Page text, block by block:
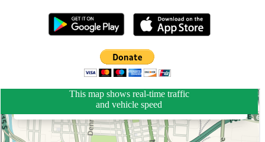
This map shows real-time traffic
and vehicle speed